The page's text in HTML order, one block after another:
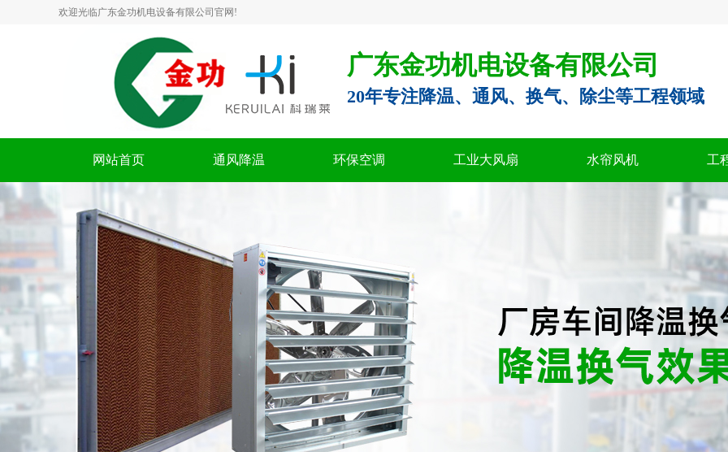
欢迎光临广东金功机电设备有限公司官网!
广东金功机电设备有限公司
20年专注降温、通风、换气、除尘等工程领域
网站首页 通风降温 环保空调 工业大风扇 水帘风机 工